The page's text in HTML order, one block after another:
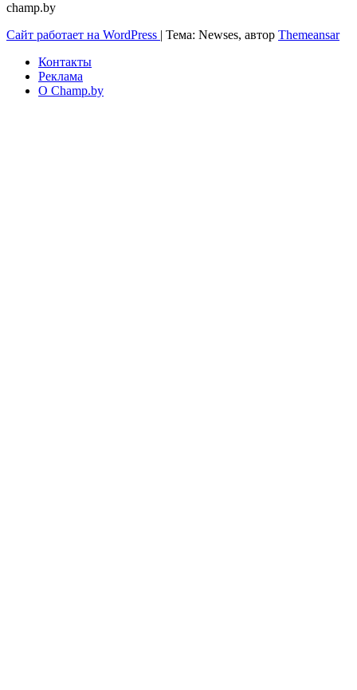
champ.by
Сайт работает на WordPress | Тема: Newses, автор Themeansar
Контакты
Реклама
О Champ.by